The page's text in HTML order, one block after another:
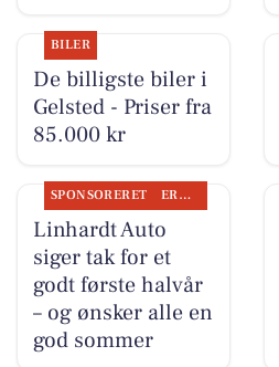
BILER
De billigste biler i
Gelsted - Priser fra
85.000 kr
SPONSORERET ERHVERV
Linhardt Auto
siger tak for et
godt første halvår
– og ønsker alle en
god sommer